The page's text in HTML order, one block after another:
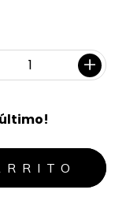
último!